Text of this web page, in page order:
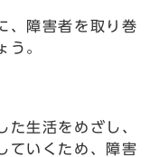
、障害者を取り巻
う。
生活をめざし、
ていくため、障害